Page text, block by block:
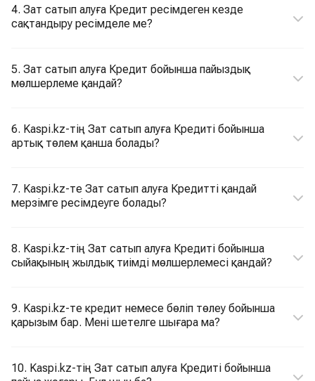
4. Зат сатып алуға Кредит ресімдеген кезде
сақтандыру ресімделе ме?
5. Зат сатып алуға Кредит бойынша пайыздық
мөлшерлеме қандай?
6. Kaspi.kz-тің Зат сатып алуға Кредиті бойынша
артық төлем қанша болады?
7. Kaspi.kz-те Зат сатып алуға Кредитті қандай
мерзімге ресімдеуге болады?
8. Kaspi.kz-тің Зат сатып алуға Кредиті бойынша
сыйақының жылдық тиімді мөлшерлемесі қандай?
9. Kaspi.kz-те кредит немесе бөліп төлеу бойынша
қарызым бар. Мені шетелге шығара ма?
10. Kaspi.kz-тің Зат сатып алуға Кредиті бойынша